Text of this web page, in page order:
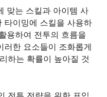
맞는 스킬과 아이템 사
타이밍에 스킬을 사용하
용하여 전투의 흐름을
러한 요소들이 조화롭게
하는 확률이 높아질 것